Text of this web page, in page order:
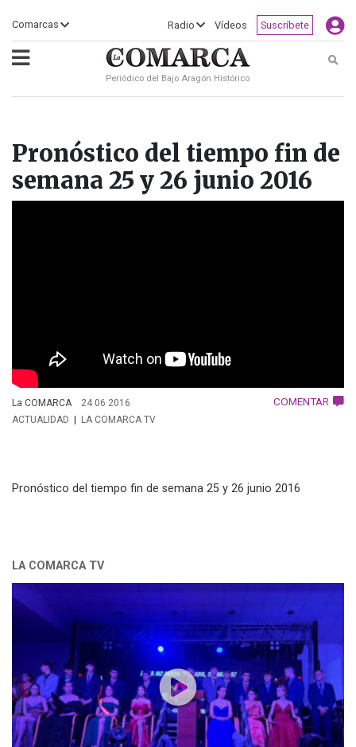
Comarcas Radio Vídeos Suscríbete
Periódico del Bajo Aragón Histórico
Pronóstico del tiempo fin de
semana 25 y 26 junio 2016
La COMARCA 24 06 2016 COMENTAR
ACTUALIDAD LA COMARCA TV
Pronóstico del tiempo fin de semana 25 y 26 junio 2016
LA COMARCA TV